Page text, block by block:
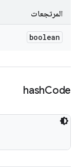
المرتجعات
boolean
hashCode